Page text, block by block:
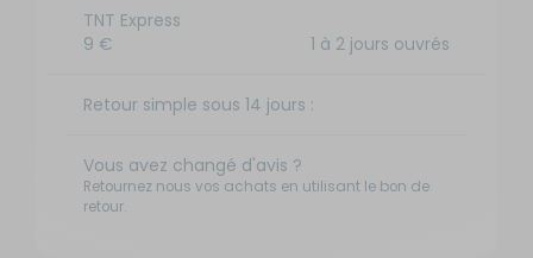
TNT Express
9 €
1 à 2 jours ouvrés
Retour simple sous 14 jours :
Vous avez changé d'avis ?
Retournez nous vos achats en utilisant le bon de
retour.